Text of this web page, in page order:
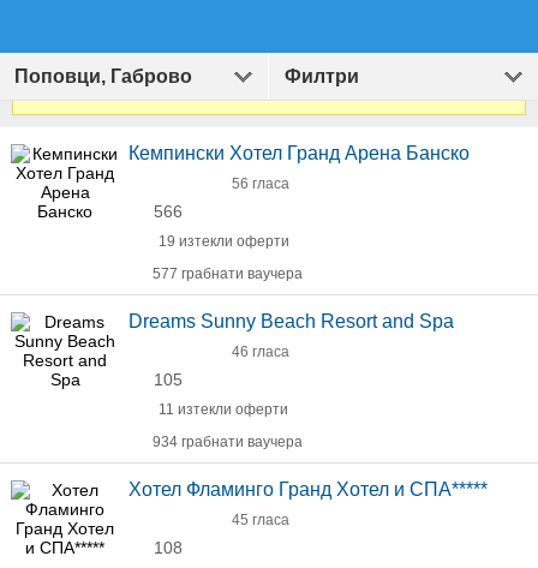
Поповци, Габрово Филтри
Виж 1407 оферти за Хотели и Екскурзии
Кемпински Хотел Гранд Арена Банско
56 гласа
566
19 изтекли оферти
577 грабнати ваучера
Dreams Sunny Beach Resort and Spa
46 гласа
105
11 изтекли оферти
934 грабнати ваучера
Хотел Фламинго Гранд Хотел и СПА*****
45 гласа
108